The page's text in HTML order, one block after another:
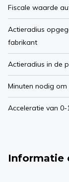
Fiscale waarde
Actieradius
fabrikant
Actieradius in de
Minuten nodig
Acceleratie van 0-
Informatie